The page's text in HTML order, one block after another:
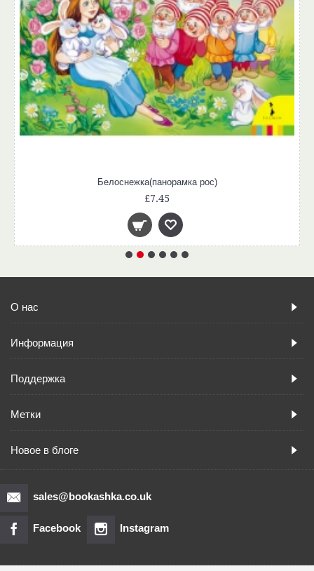
Белоснежка(панорамка рос)
£7.45
О нас
Информация
Поддержка
Метки
Новое в блоге
sales@bookashka.co.uk
Facebook Instagram